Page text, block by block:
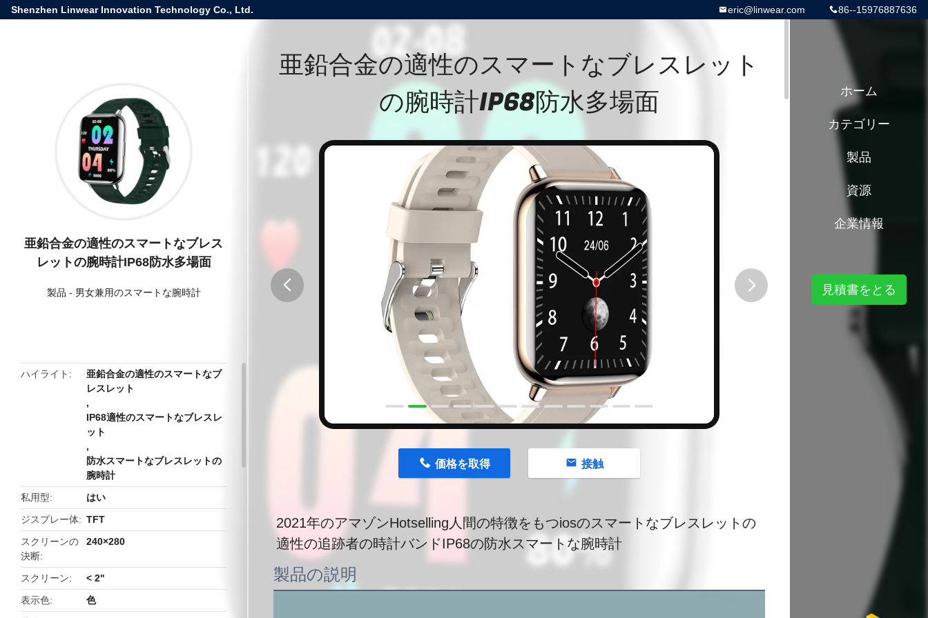
Shenzhen Linwear Innovation Technology Co., Ltd. 86--15976887636
eric@linwear.com
亜鉛合金の適性のスマートなブレス
レットの腕時計IP68防水多場面
製品 - 男女兼用のスマートな腕時計
ハイライト
亜鉛合金の適性のスマートなブ
レスレット
,
IP68適性のスマートなブレスレ
ット
,
防水スマートなブレスレットの
腕時計
私用型
はい
ジスプレー体
TFT
スクリーンの
決断
240×280
スクリーン
< 2"
表示色
色
亜鉛合金の適性のスマートなブレスレット
の腕時計IP68防水多場面
価格を取得 接触
2021年のアマゾンHotselling人間の特徴をもつiosのスマートなブレスレットの
適性の追跡者の時計バンドIP68の防水スマートな腕時計
製品の説明
ホーム
カテゴリー
製品
資源
企業情報
見積書をとる